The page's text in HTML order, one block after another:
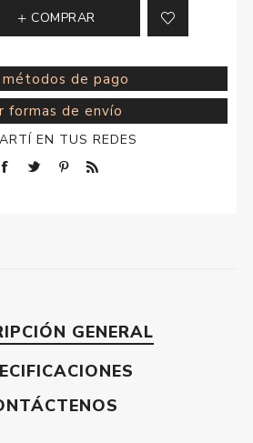
COMPRAR
métodos de pago
formas de envío
EN TUS REDES
GENERAL